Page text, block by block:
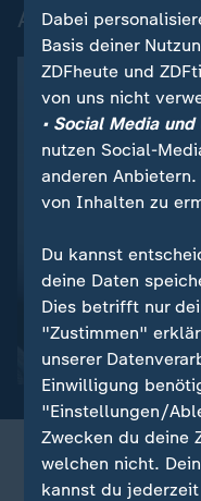
Aktuelle Videos
US-Bundesstaat Michigan
Linker US-
Sayed gewinnt
Senatsvorwahl
Video1:05
Dabei
Basis deiner
ZDFheute und
von uns nicht
• Social Media
nutzen Social-
anderen
von Inhalten zu
Du kannst
deine Daten
Dies betrifft nur
"Zustimmen"
unserer
Einwilligung
"Einstellungen/
Zwecken du deine
welchen nicht.
kannst du